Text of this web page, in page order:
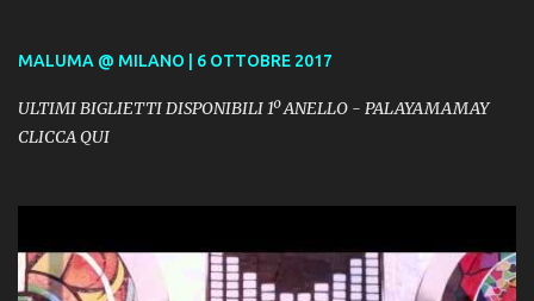
MALUMA @ MILANO | 6 OTTOBRE 2017
ULTIMI BIGLIETTI DISPONIBILI 1º ANELLO - PALAYAMAMAY
CLICCA QUI